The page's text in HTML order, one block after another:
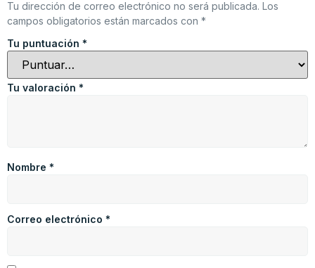
Tu dirección de correo electrónico no será publicada. Los
campos obligatorios están marcados con *
Tu puntuación *
Tu valoración *
Nombre *
Correo electrónico *